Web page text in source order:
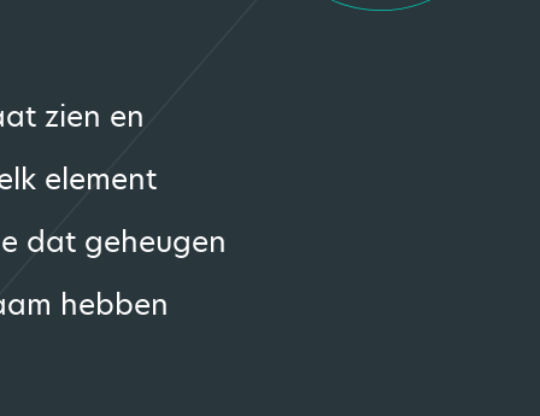
zien en
element
dat geheugen
hebben